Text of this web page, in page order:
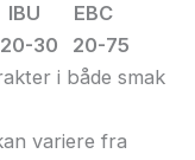
EBC
30 20-75
i både smak
variere fra